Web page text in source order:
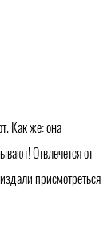
Как же: она
Отвлечется от
присмотреться